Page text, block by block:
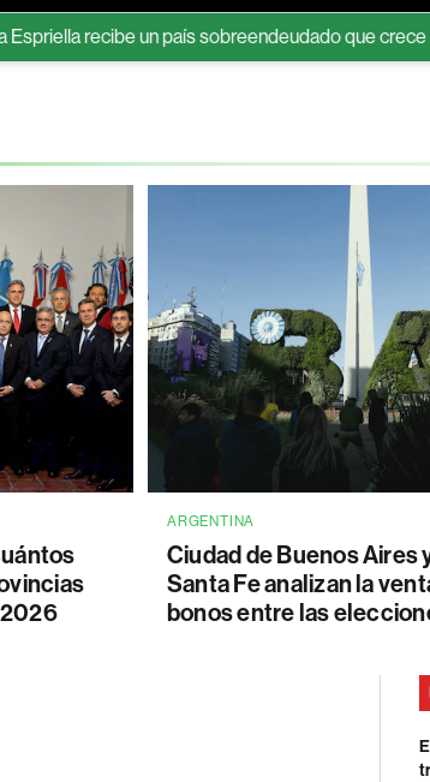
recibe un país sobreendeudado que crece poco,
2026
ARGENTINA
Ciudad de Buenos Aires
Santa Fe analizan la
bonos entre las